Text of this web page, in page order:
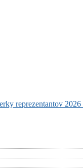
reprezentantov